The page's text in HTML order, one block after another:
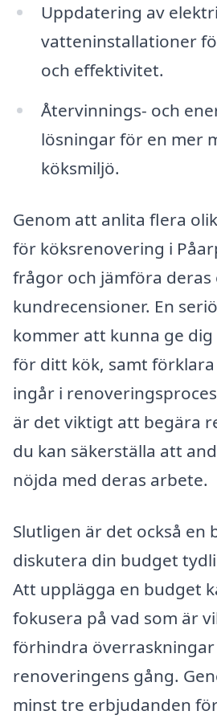
Uppdatering av
vatteninstallationer
och effektivitet.
Återvinnings- och
lösningar för en mer
köksmiljö.
Genom att anlita flera
för köksrenovering i
frågor och jämföra deras
kundrecensioner. En
kommer att kunna ge
för ditt kök, samt förklara
ingår i
är det viktigt att begära
du kan säkerställa att
nöjda med deras arbete.
Slutligen är det också en
diskutera din budget
Att upplägga en budget
fokusera på vad som är
förhindra
renoveringens gång.
minst tre erbjudanden